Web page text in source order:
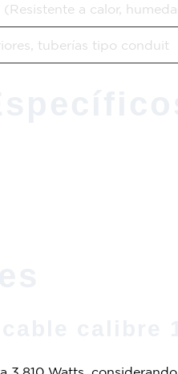
(Resistente a calor,
tuberías tipo conduit